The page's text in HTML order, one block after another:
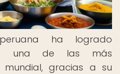
ha logrado
una de las más
gracias a su